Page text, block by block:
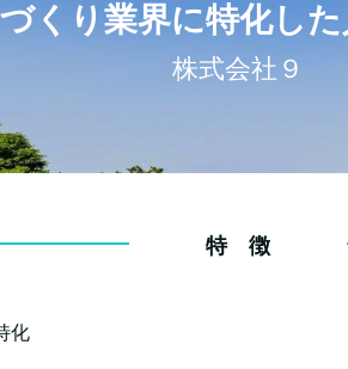
くり業界に特化し
株式会社９
特 徴
化